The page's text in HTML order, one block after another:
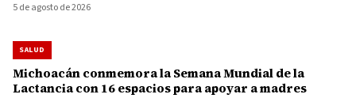
5 de agosto de 2026
SALUD
Michoacán conmemora la Semana Mundial de la
Lactancia con 16 espacios para apoyar a madres